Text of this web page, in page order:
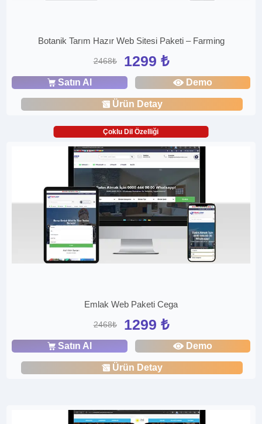
Botanik Tarım Hazır Web Sitesi Paketi – Farming
2468₺ 1299 ₺
Satın Al Demo
Ürün Detay
Çoklu Dil Özelliği
Emlak Web Paketi Cega
2468₺ 1299 ₺
Satın Al Demo
Ürün Detay